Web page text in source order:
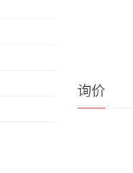
询价